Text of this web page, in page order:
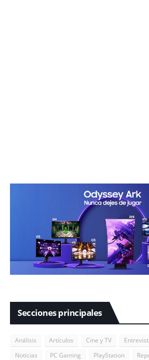
Secciones principales
Análisis Artículos Cine y TV
Noticias
PC Gaming PlayStation